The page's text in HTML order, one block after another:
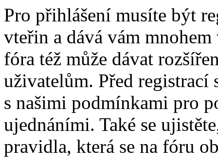
Pro přihlášení musíte být
vteřin a dává vám
fóra též může dávat
uživatelům. Před registrací
s našimi podmínkami pro
ujednáními. Také se
pravidla, která se na fóru